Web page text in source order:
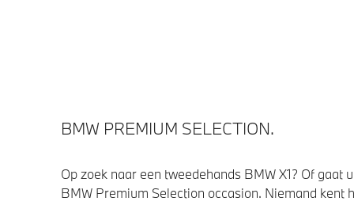
BMW PREMIUM SELECTION.
Op zoek naar een tweedehands BMW X1? Of
BMW Premium Selection occasion. Niemand kent